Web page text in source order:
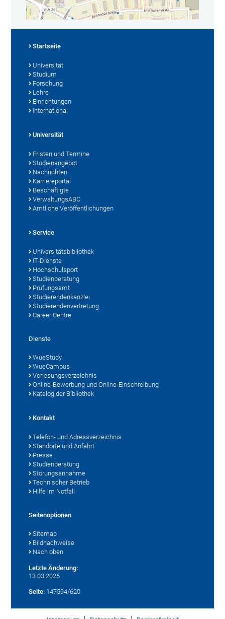
Startseite
Universität
Studium
Forschung
Lehre
Einrichtungen
International
Universität
Fristen und Termine
Studienangebot
Nachrichten
Karriereportal
Beschäftigte
VerwaltungsABC
Amtliche Veröffentlichungen
Service
Universitätsbibliothek
IT-Dienste
Hochschulsport
Studienberatung
Prüfungsamt
Studierendenkanzlei
Studierendenvertretung
Career Centre
Dienste
WueStudy
WueCampus
Vorlesungsverzeichnis
Online-Bewerbung und Online-Einschreibung
Katalog der Bibliothek
Kontakt
Telefon- und Adressverzeichnis
Standorte und Anfahrt
Presse
Studienberatung
Störungsannahme
Technischer Betrieb
Hilfe im Notfall
Seitenoptionen
Sitemap
Bildnachweise
Nach oben
Letzte Änderung:
13.03.2026
Seite: 147594/620